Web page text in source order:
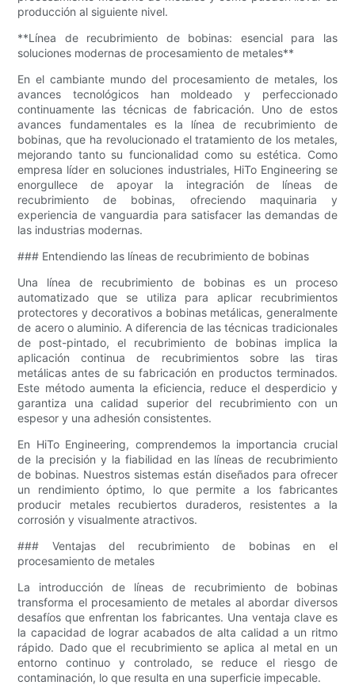
producción al siguiente nivel.
**Línea de recubrimiento de bobinas: esencial para las
soluciones modernas de procesamiento de metales**
En el cambiante mundo del procesamiento de metales, los
avances tecnológicos han moldeado y perfeccionado
continuamente las técnicas de fabricación. Uno de estos
avances fundamentales es la línea de recubrimiento de
bobinas, que ha revolucionado el tratamiento de los metales,
mejorando tanto su funcionalidad como su estética. Como
empresa líder en soluciones industriales, HiTo Engineering se
enorgullece de apoyar la integración de líneas de
recubrimiento de bobinas, ofreciendo maquinaria y
experiencia de vanguardia para satisfacer las demandas de
las industrias modernas.
### Entendiendo las líneas de recubrimiento de bobinas
Una línea de recubrimiento de bobinas es un proceso
automatizado que se utiliza para aplicar recubrimientos
protectores y decorativos a bobinas metálicas, generalmente
de acero o aluminio. A diferencia de las técnicas tradicionales
de post-pintado, el recubrimiento de bobinas implica la
aplicación continua de recubrimientos sobre las tiras
metálicas antes de su fabricación en productos terminados.
Este método aumenta la eficiencia, reduce el desperdicio y
garantiza una calidad superior del recubrimiento con un
espesor y una adhesión consistentes.
En HiTo Engineering, comprendemos la importancia crucial
de la precisión y la fiabilidad en las líneas de recubrimiento
de bobinas. Nuestros sistemas están diseñados para ofrecer
un rendimiento óptimo, lo que permite a los fabricantes
producir metales recubiertos duraderos, resistentes a la
corrosión y visualmente atractivos.
### Ventajas del recubrimiento de bobinas en el
procesamiento de metales
La introducción de líneas de recubrimiento de bobinas
transforma el procesamiento de metales al abordar diversos
desafíos que enfrentan los fabricantes. Una ventaja clave es
la capacidad de lograr acabados de alta calidad a un ritmo
rápido. Dado que el recubrimiento se aplica al metal en un
entorno continuo y controlado, se reduce el riesgo de
contaminación, lo que resulta en una superficie impecable.